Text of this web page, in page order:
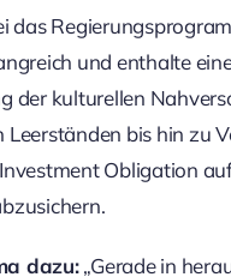
das
und enthalte
der kulturellen
bis hin zu
Obligation
dazu:„Gerade in